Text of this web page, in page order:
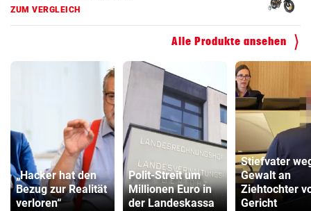
ZUM VERGLEICH
Alle Produkte ansehen
„Hacker hat den
Bezug zur Realität
verloren“
Polit-Streit um
Millionen Euro in
der Landeskassa
Stiefvater
Gewalt an
Ziehtochter
Gericht